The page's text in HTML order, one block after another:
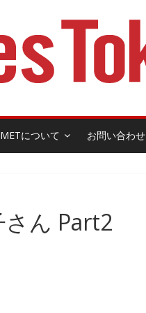
METについて お問い合わせ
さん Part2